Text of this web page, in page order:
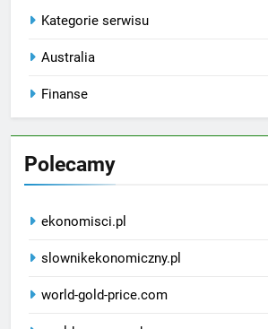
Kategorie serwisu
Australia
Finanse
Polecamy
ekonomisci.pl
slownikekonomiczny.pl
world-gold-price.com